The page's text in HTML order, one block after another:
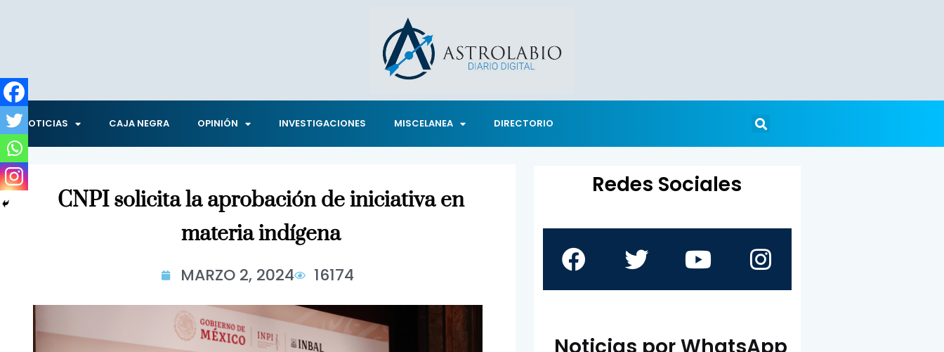
NOTICIAS CAJA NEGRA OPINIÓN INVESTIGACIONES MISCELANEA DIRECTORIO
CNPI solicita la aprobación de iniciativa en
materia indígena
MARZO 2, 2024 16174
Redes Sociales